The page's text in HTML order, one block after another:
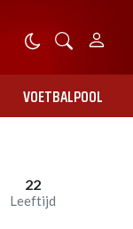
VOETBALPOOL
22
Leeftijd